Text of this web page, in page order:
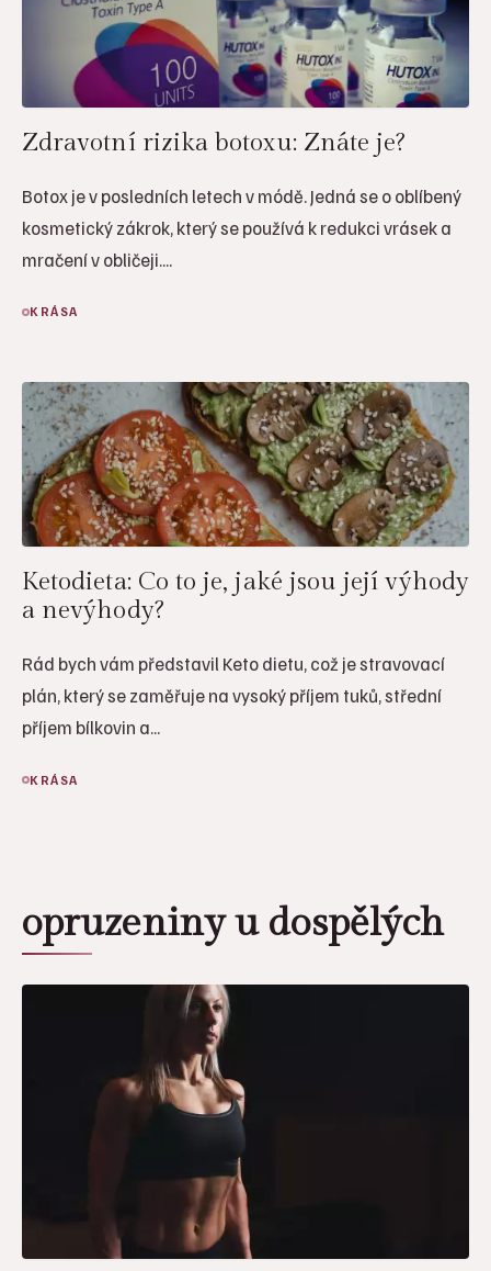
Zdravotní rizika botoxu: Znáte je?
Botox je v posledních letech v módě. Jedná se o oblíbený
kosmetický zákrok, který se používá k redukci vrásek a
mračení v obličeji....
KRÁSA
Ketodieta: Co to je, jaké jsou její výhody
a nevýhody?
Rád bych vám představil Keto dietu, což je stravovací
plán, který se zaměřuje na vysoký příjem tuků, střední
příjem bílkovin a...
KRÁSA
opruzeniny u dospělých